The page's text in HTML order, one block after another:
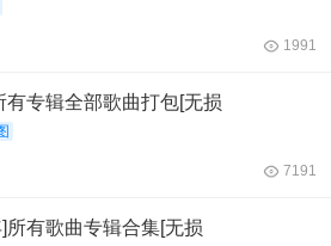
1991
专辑全部歌曲打包[无损
7191
有歌曲专辑合集[无损